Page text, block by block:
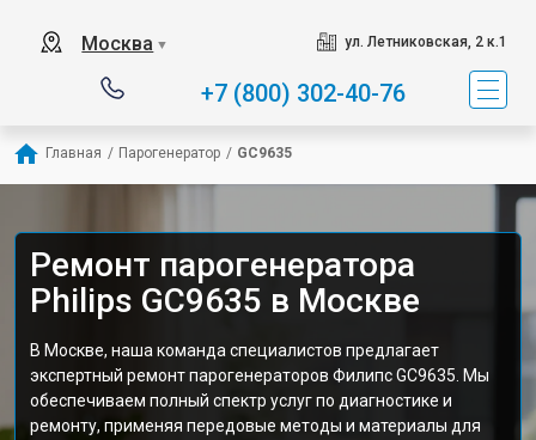
Москва ▼ ул. Летниковская, 2 к.1
+7 (800) 302-40-76
Главная / Парогенератор / GC9635
Ремонт парогенератора
Philips GC9635 в Москве
В Москве, наша команда специалистов предлагает
экспертный ремонт парогенераторов Филипс GC9635. Мы
обеспечиваем полный спектр услуг по диагностике и
ремонту, применяя передовые методы и материалы для